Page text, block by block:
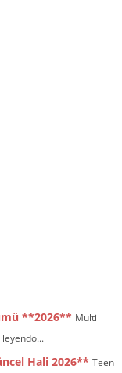
**2026** Multi
Hali 2026** Teen